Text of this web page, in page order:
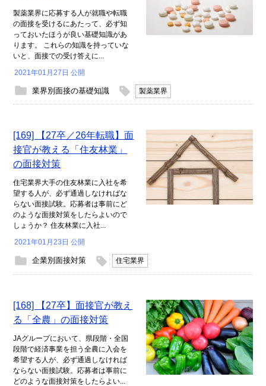
製薬業界に応募する人が就職や転職
の面接を受けるにあたって、必ず知
っておいたほうが良い基礎知識があ
ります。 これらの知識を持っていな
いと、面接での受け答えに...
2021年01月27日 公開
業界別面接の基礎知識 製薬業界
[169] 【27卒／26年転職】面
接官が教える「住友林業」
の面接対策
住宅業界大手の住友林業に入社を希
望する人が、必ず通過しなければな
らない面接試験。応募者は事前にど
のような面接対策をしたらよいので
しょうか？ 住友林業に入社...
2021年01月23日 公開
企業別面接対策 住宅業界
[168] 【27卒】面接官が教え
る「全農」の面接対策
JAグループにおいて、県段階・全国
段階で経済事業を担う全農に入会を
希望する人が、必ず通過しなければ
ならない面接試験。応募者は事前に
どのような面接対策をしたらよい...